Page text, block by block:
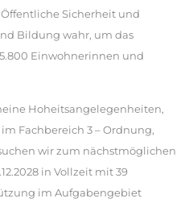
Sicherheit und
Bildung wahr, um das
Einwohnerinnen und
Hoheitsangelegenheiten,
Fachbereich 3 – Ordnung,
wir zum nächstmöglichen
in Vollzeit mit 39
im Aufgabengebiet